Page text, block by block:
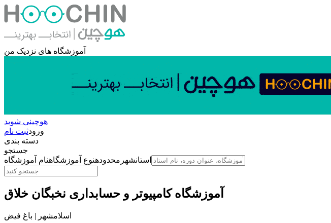
آموزشگاه های نزدیک من
هوچینی شوید
ورودثبت نام
دسته بندی
جستجو
استانشهر محدودهنوع آموزشگاهنام آموزشگاه
آموزشگاه کامپیوتر و حسابداری نخبگان خلاق
اسلامشهر | باغ فیض